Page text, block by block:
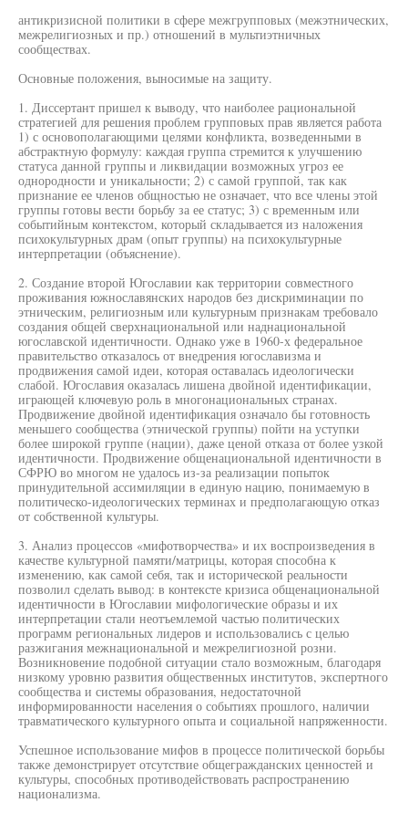
антикризисной политики в сфере межгрупповых (межэтнических,
межрелигиозных и пр.) отношений в мультиэтничных
сообществах.
Основные положения, выносимые на защиту.
1. Диссертант пришел к выводу, что наиболее рациональной
стратегией для решения проблем групповых прав является работа
1) с основополагающими целями конфликта, возведенными в
абстрактную формулу: каждая группа стремится к улучшению
статуса данной группы и ликвидации возможных угроз ее
однородности и уникальности; 2) с самой группой, так как
признание ее членов общностью не означает, что все члены этой
группы готовы вести борьбу за ее статус; 3) с временным или
событийным контекстом, который складывается из наложения
психокультурных драм (опыт группы) на психокультурные
интерпретации (объяснение).
2. Создание второй Югославии как территории совместного
проживания южнославянских народов без дискриминации по
этническим, религиозным или культурным признакам требовало
создания общей сверхнациональной или наднациональной
югославской идентичности. Однако уже в 1960-х федеральное
правительство отказалось от внедрения югославизма и
продвижения самой идеи, которая оставалась идеологически
слабой. Югославия оказалась лишена двойной идентификации,
играющей ключевую роль в многонациональных странах.
Продвижение двойной идентификация означало бы готовность
меньшего сообщества (этнической группы) пойти на уступки
более широкой группе (нации), даже ценой отказа от более узкой
идентичности. Продвижение общенациональной идентичности в
СФРЮ во многом не удалось из-за реализации попыток
принудительной ассимиляции в единую нацию, понимаемую в
политическо-идеологических терминах и предполагающую отказ
от собственной культуры.
3. Анализ процессов «мифотворчества» и их воспроизведения в
качестве культурной памяти/матрицы, которая способна к
изменению, как самой себя, так и исторической реальности
позволил сделать вывод: в контексте кризиса общенациональной
идентичности в Югославии мифологические образы и их
интерпретации стали неотъемлемой частью политических
программ региональных лидеров и использовались с целью
разжигания межнациональной и межрелигиозной розни.
Возникновение подобной ситуации стало возможным, благодаря
низкому уровню развития общественных институтов, экспертного
сообщества и системы образования, недостаточной
информированности населения о событиях прошлого, наличии
травматического культурного опыта и социальной напряженности.
Успешное использование мифов в процессе политической борьбы
также демонстрирует отсутствие общегражданских ценностей и
культуры, способных противодействовать распространению
национализма.